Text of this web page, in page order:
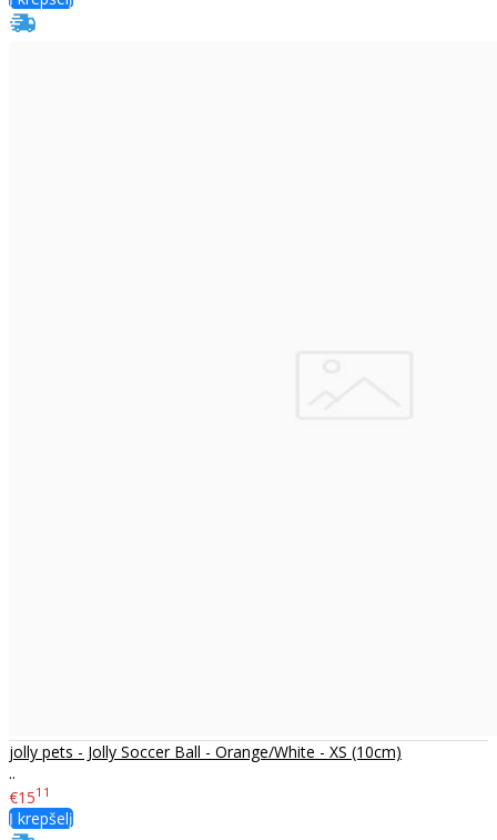
jolly pets - Jolly Soccer Ball - Orange/White - XS (10cm)
..
€1511
Į krepšelį